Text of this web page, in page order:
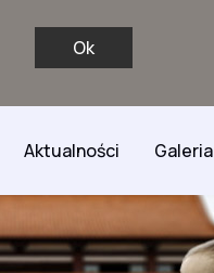
Ok
Aktualności Galeria